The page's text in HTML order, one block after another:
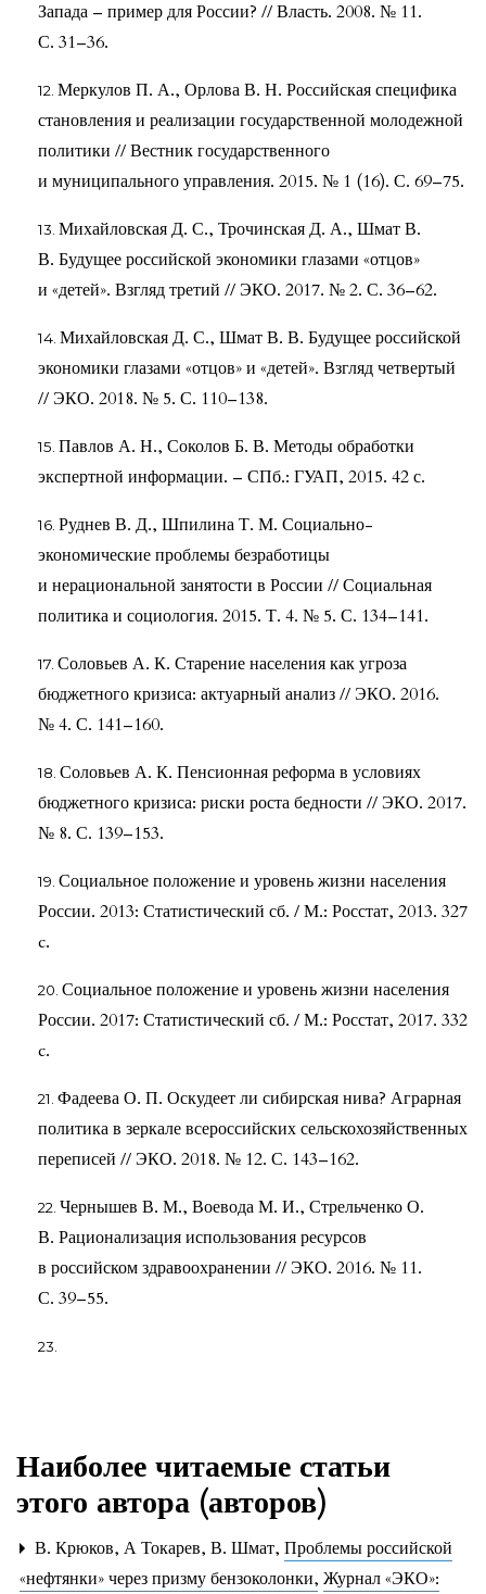
Запада – пример для России? // Власть. 2008. № 11.
С. 31–36.
Меркулов П. А., Орлова В. Н. Российская специфика
становления и реализации государственной молодежной
политики // Вестник государственного
и муниципального управления. 2015. № 1 (16). С. 69–75.
Михайловская Д. С., Трочинская Д. А., Шмат В.
В. Будущее российской экономики глазами «отцов»
и «детей». Взгляд третий // ЭКО. 2017. № 2. С. 36–62.
Михайловская Д. С., Шмат В. В. Будущее российской
экономики глазами «отцов» и «детей». Взгляд четвертый
// ЭКО. 2018. № 5. С. 110–138.
Павлов А. Н., Соколов Б. В. Методы обработки
экспертной информации. – СПб.: ГУАП, 2015. 42 с.
Руднев В. Д., Шпилина Т. М. Социально-
экономические проблемы безработицы
и нерациональной занятости в России // Социальная
политика и социология. 2015. Т. 4. № 5. С. 134–141.
Соловьев А. К. Старение населения как угроза
бюджетного кризиса: актуарный анализ // ЭКО. 2016.
№ 4. С. 141–160.
Соловьев А. К. Пенсионная реформа в условиях
бюджетного кризиса: риски роста бедности // ЭКО. 2017.
№ 8. С. 139–153.
Социальное положение и уровень жизни населения
России. 2013: Статистический сб. / М.: Росстат, 2013. 327
c.
Социальное положение и уровень жизни населения
России. 2017: Статистический сб. / М.: Росстат, 2017. 332
c.
Фадеева О. П. Оскудеет ли сибирская нива? Аграрная
политика в зеркале всероссийских сельскохозяйственных
переписей // ЭКО. 2018. № 12. С. 143–162.
Чернышев В. М., Воевода М. И., Стрельченко О.
В. Рационализация использования ресурсов
в российском здравоохранении // ЭКО. 2016. № 11.
С. 39–55.
Наиболее читаемые статьи
этого автора (авторов)
В. Крюков, А Токарев, В. Шмат, Проблемы российской
«нефтянки» через призму бензоколонки, Журнал «ЭКО»: